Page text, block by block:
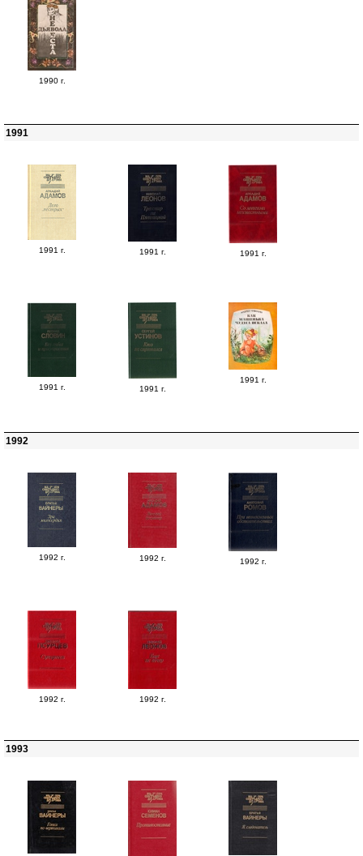
1990 г.
1991
1991 г. 1991 г. 1991 г.
1991 г. 1991 г.
1991 г.
1992
1992 г. 1992 г. 1992 г.
1992 г. 1992 г.
1993